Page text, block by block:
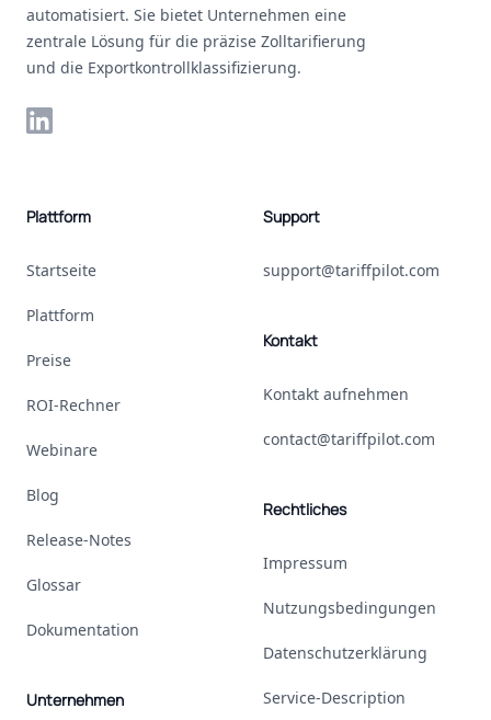
automatisiert. Sie bietet Unternehmen eine
zentrale Lösung für die präzise Zolltarifierung
und die Exportkontrollklassifizierung.
LinkedIn
Plattform
Startseite
Plattform
Preise
ROI-Rechner
Webinare
Blog
Release-Notes
Glossar
Dokumentation
Unternehmen
Support
support@tariffpilot.com
Kontakt
Kontakt aufnehmen
contact@tariffpilot.com
Rechtliches
Impressum
Nutzungsbedingungen
Datenschutzerklärung
Service-Description